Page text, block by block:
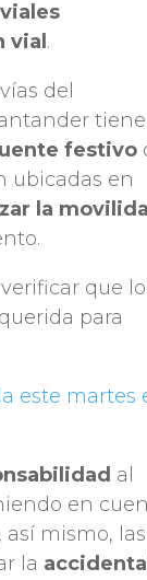
vial.
del
tiene
festivo
ubicadas en
la
que
para
este martes
al
en
mismo, las
la